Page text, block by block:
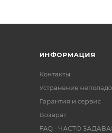
ИНФОРМАЦИЯ
Контакты
Устранение
Гарантия и сервис
Возврат
FAQ - ЧАСТО